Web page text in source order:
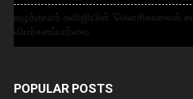
எழுத்தாளர் கவிஜியின் ‘கௌசிகாவைக்
விமர்சனப்பார்வை
POPULAR POSTS